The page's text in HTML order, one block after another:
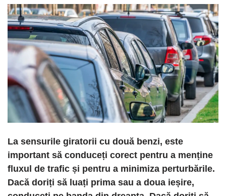
La sensurile giratorii cu două benzi, este
important să conduceți corect pentru a menține
fluxul de trafic și pentru a minimiza perturbările.
Dacă doriți să luați prima sau a doua ieșire,